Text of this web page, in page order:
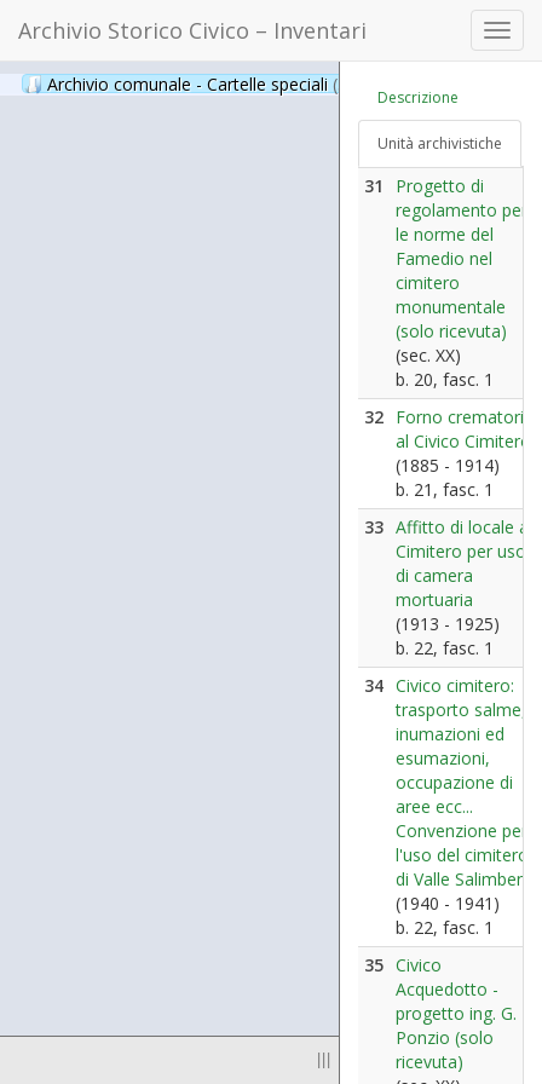
Archivio Storico Civico – Inventari
Archivio comunale - Cartelle speciali (397)
|||
Descrizione
Unità archivistiche
31
Progetto di
regolamento per
le norme del
Famedio nel
cimitero
monumentale
(solo ricevuta)
(sec. XX)
b. 20, fasc. 1
32 Forno crematorio
al Civico Cimitero
(1885 - 1914)
b. 21, fasc. 1
33 Affitto di locale al
Cimitero per uso
di camera
mortuaria
(1913 - 1925)
b. 22, fasc. 1
34 Civico cimitero:
trasporto salme,
inumazioni ed
esumazioni,
occupazione di
aree ecc...
Convenzione per
l'uso del cimitero
di Valle Salimbene
(1940 - 1941)
b. 22, fasc. 1
35 Civico
Acquedotto -
progetto ing. G.
Ponzio (solo
ricevuta)